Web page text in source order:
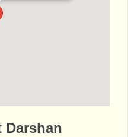
Darshan